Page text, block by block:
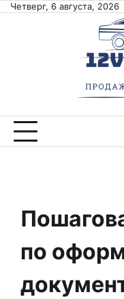
SkipЧетверг, 6 августа, 2026
по